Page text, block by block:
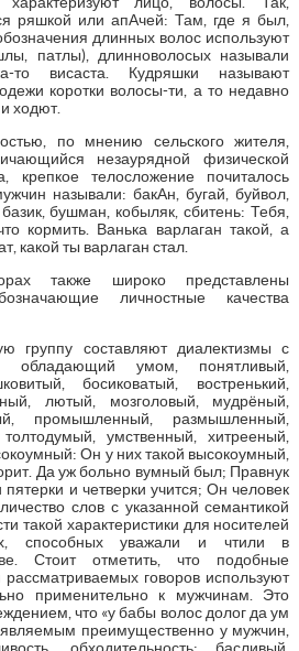
ряшкой или апАчей: Там, где я был,
длинных волос используют
патлы), длинноволосых называли
то висаста. Кудряшки называют
коротки волосы-ти, а то недавно
ходют.
по мнению сельского жителя,
незаурядной физической
крепкое телосложение почиталось
называли: бакАн, бугай, буйвол,
бушман, кобыляк, сбитень: Тебя,
кормить. Ванька варлаган такой, а
какой ты варлаган стал.
также широко представлены
личностные качества
группу составляют диалектизмы с
обладающий умом, понятливый,
босиковатый, востренький,
лютый, мозголовый, мудрёный,
промышленный, размышленный,
умственный, хитрееный,
Он у них такой высокоумный,
Да уж больно вумный был; Правнук
и четверки учится; Он человек
слов с указанной семантикой
такой характеристики для носителей
способных уважали и чтили в
Стоит отметить, что подобные
рассматриваемых говоров используют
применительно к мужчинам. Это
что «у бабы волос долог да ум
преимущественно у мужчин,
обходительность: басливый,